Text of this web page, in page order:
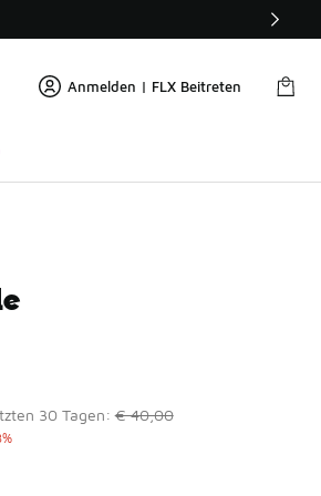
Anmelden | FLX Beitreten
Der Preis ist von auf € 40,00
30 Tagen:€ 40,00